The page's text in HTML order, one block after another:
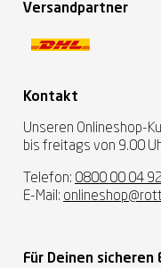
Versandpartner
Kontakt
Unseren Onlineshop-
bis freitags von 9.00
Telefon: 0800 00 04
E-Mail:
Für Deinen sicheren